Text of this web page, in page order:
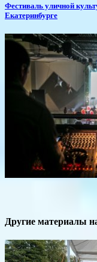
​Фестиваль уличной
Екатеринбурге
Другие материалы